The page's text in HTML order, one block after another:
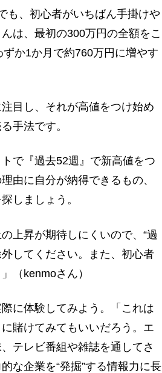
、初心者がいちばん手掛けや
は、最初の300万円の全額をこ
か1か月で約760万円に増やす
目し、それが高値をつけ始め
手法です。
で『過去52週』で新高値をつ
由に自分が納得できるもの、
しましょう。
上昇が期待しにくいので、“過
してください。また、初心者
（kenmoさん）
に体験してみよう。「これは
賭けてみてもいいだろう。エ
テレビ番組や雑誌を通してさ
な企業を“発掘”する情報力に長